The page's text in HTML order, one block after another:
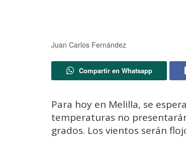
Juan Carlos Fernández
Compartir en Whatsapp
Para hoy en Melilla, se
temperaturas no
grados. Los vientos serán